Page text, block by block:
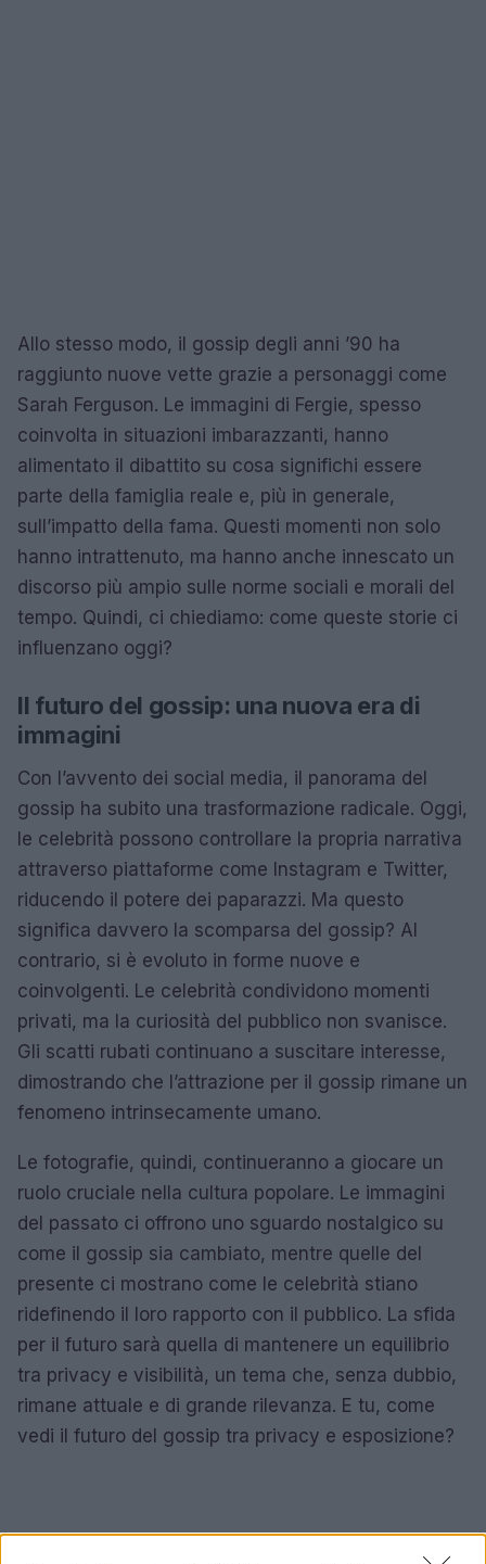
Allo stesso modo, il gossip degli anni ’90 ha
raggiunto nuove vette grazie a personaggi come
Sarah Ferguson. Le immagini di Fergie, spesso
coinvolta in situazioni imbarazzanti, hanno
alimentato il dibattito su cosa significhi essere
parte della famiglia reale e, più in generale,
sull’impatto della fama. Questi momenti non solo
hanno intrattenuto, ma hanno anche innescato un
discorso più ampio sulle norme sociali e morali del
tempo. Quindi, ci chiediamo: come queste storie ci
influenzano oggi?
Il futuro del gossip: una nuova era di
immagini
Con l’avvento dei social media, il panorama del
gossip ha subito una trasformazione radicale. Oggi,
le celebrità possono controllare la propria narrativa
attraverso piattaforme come Instagram e Twitter,
riducendo il potere dei paparazzi. Ma questo
significa davvero la scomparsa del gossip? Al
contrario, si è evoluto in forme nuove e
coinvolgenti. Le celebrità condividono momenti
privati, ma la curiosità del pubblico non svanisce.
Gli scatti rubati continuano a suscitare interesse,
dimostrando che l’attrazione per il gossip rimane un
fenomeno intrinsecamente umano.
Le fotografie, quindi, continueranno a giocare un
ruolo cruciale nella cultura popolare. Le immagini
del passato ci offrono uno sguardo nostalgico su
come il gossip sia cambiato, mentre quelle del
presente ci mostrano come le celebrità stiano
ridefinendo il loro rapporto con il pubblico. La sfida
per il futuro sarà quella di mantenere un equilibrio
tra privacy e visibilità, un tema che, senza dubbio,
rimane attuale e di grande rilevanza. E tu, come
vedi il futuro del gossip tra privacy e esposizione?